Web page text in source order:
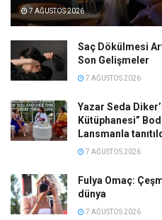
7 AĞUSTOS 2026
Saç Dökülmesi
Son Gelişmeler
7 AĞUSTOS 2026
Yazar Seda
Kütüphanesi”
Lansmanla
7 AĞUSTOS 2026
Fulya Omaç:
dünya
7 AĞUSTOS 2026